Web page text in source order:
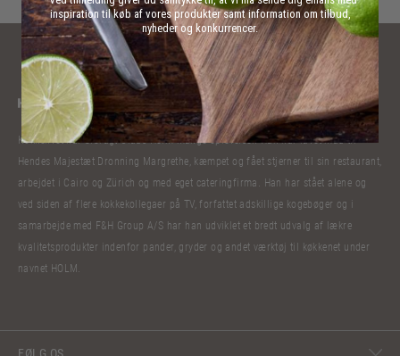
Kokkelivet har bibragt Claus Holm mange oplevelser. Han har lavet mad til
Hendes Majestæt Dronning Margrethe, kæmpet og fået stjerner til sin restaurant,
arbejdet i Cairo og Zürich og med eget cateringfirma. Han har stået alene og
ved siden af flere kokkekollegaer på TV, forfattet adskillige kogebøger og i
samarbejde med F&H Group A/S har han udviklet et bredt udvalg af lækre
kvalitetsprodukter indenfor pander, gryder og andet værktøj til køkkenet under
navnet HOLM.
inspiration til køb af vores produkter samt information om tilbud,
nyheder og konkurrencer.